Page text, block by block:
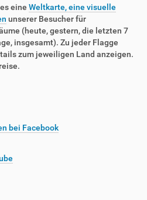
eine Weltkarte, eine visuelle
unserer Besucher für
(heute, gestern, die letzten 7
insgesamt). Zu jeder Flagge
zum jeweiligen Land anzeigen.
bei Facebook